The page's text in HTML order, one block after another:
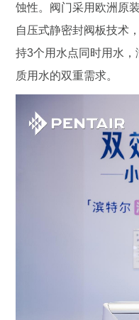
蚀性。阀门采用欧洲原
自压式静密封阀板技术
持3个用水点同时用水
质用水的双重需求。